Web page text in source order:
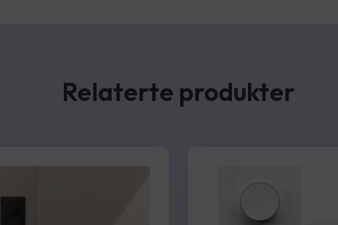
Relaterte produkter